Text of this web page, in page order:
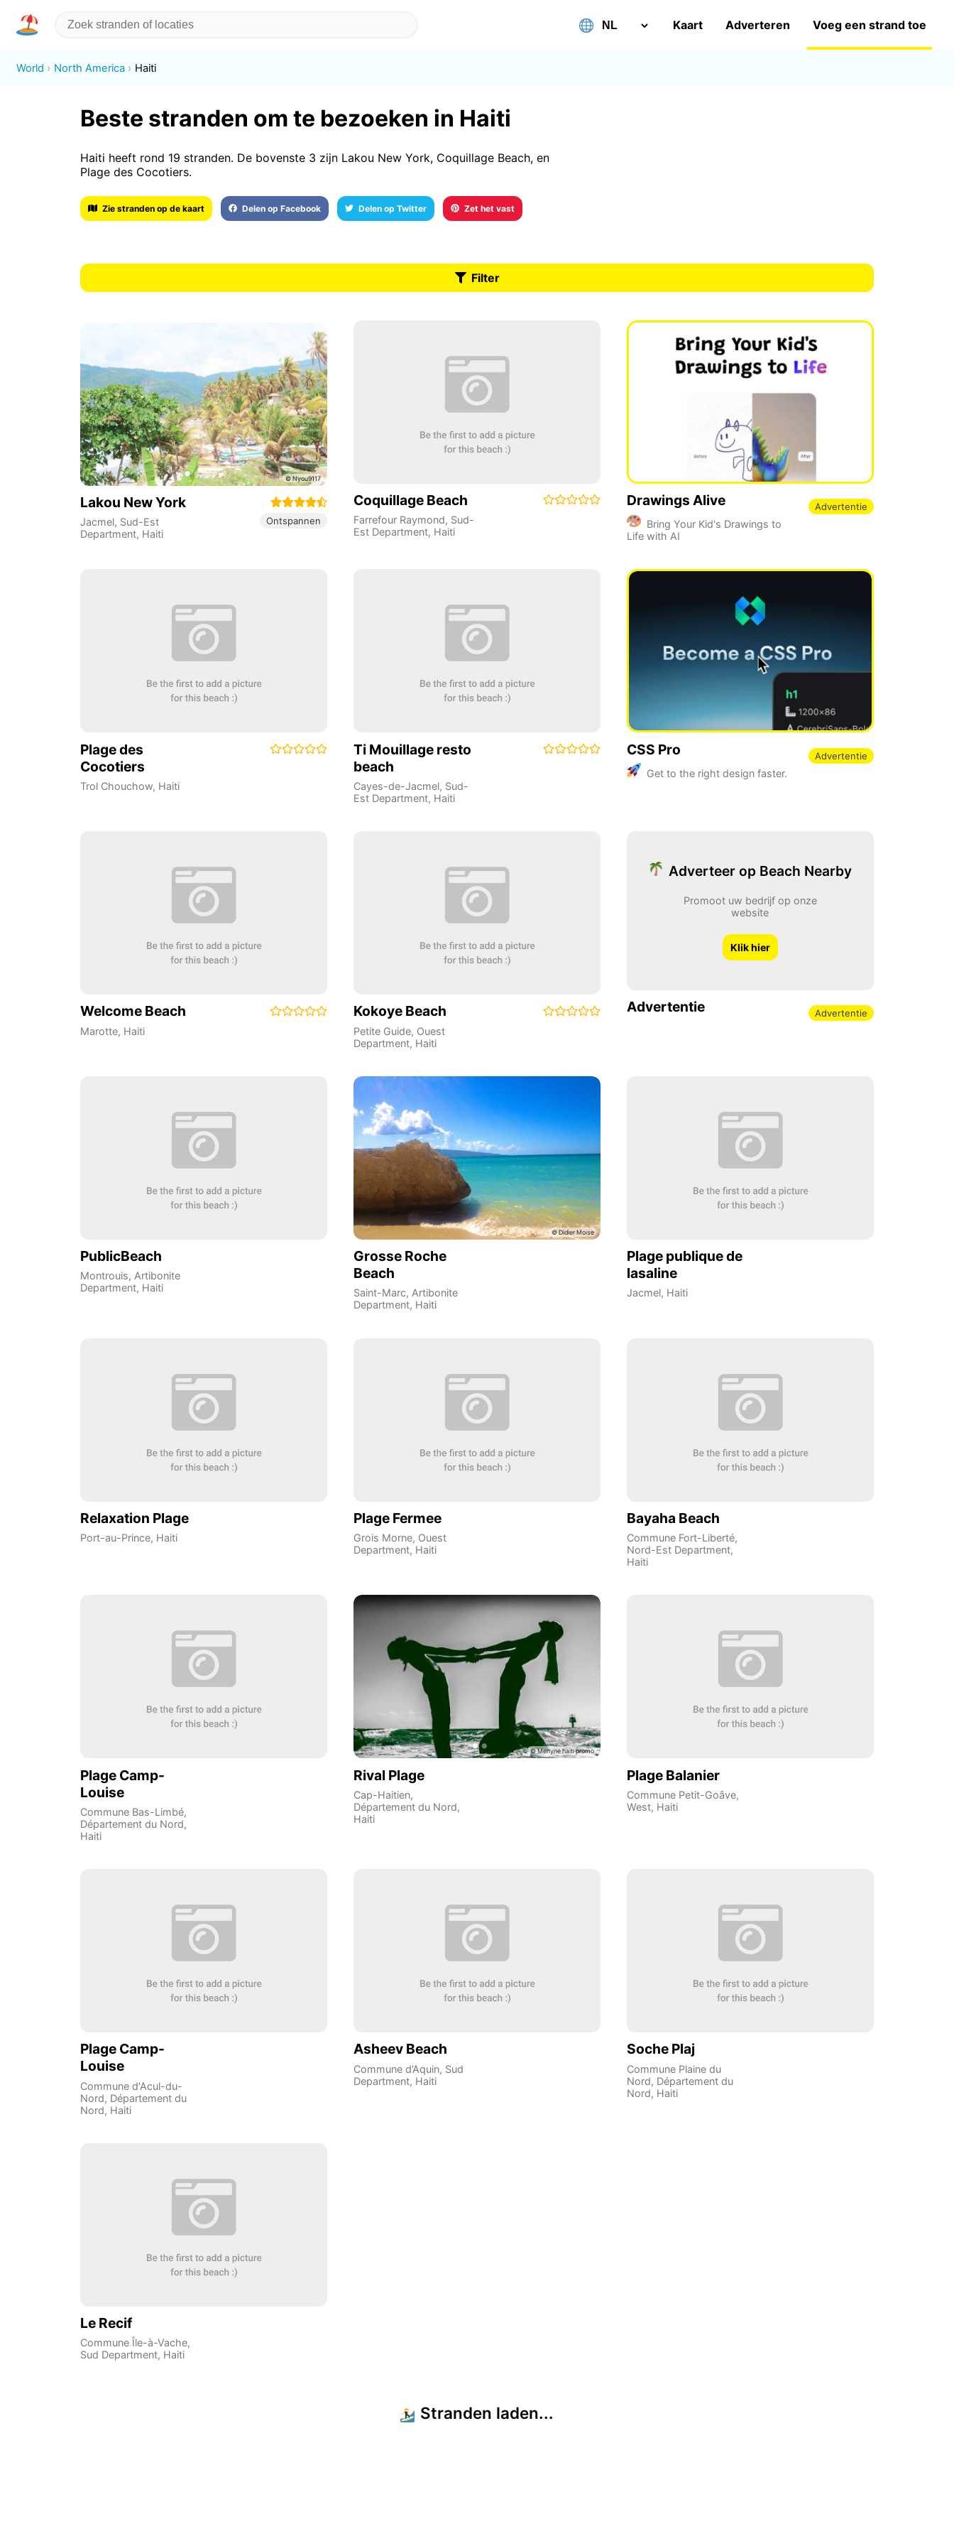
Kaart Adverteren Voeg een strand toe
World North America Haiti
Beste stranden om te bezoeken in Haiti
Haiti heeft rond 19 stranden. De bovenste 3 zijn Lakou New York, Coquillage Beach, en
Plage des Cocotiers.
Zie stranden op de kaart Delen op Facebook Delen op Twitter Zet het vast
Filter
Lakou New York
Jacmel, Sud-Est
Department, Haiti
Ontspannen
Coquillage Beach
Farrefour Raymond, Sud-
Est Department, Haiti
Drawings Alive
Bring Your Kid's Drawings to
Life with AI
Advertentie
Plage des
Cocotiers
Trol Chouchow, Haiti
Ti Mouillage resto
beach
Cayes-de-Jacmel, Sud-
Est Department, Haiti
CSS Pro
Get to the right design faster.
Advertentie
Welcome Beach
Marotte, Haiti
Kokoye Beach
Petite Guide, Ouest
Department, Haiti
Adverteer op Beach Nearby
Promoot uw bedrijf op onze
website
Klik hier
Advertentie Advertentie
PublicBeach
Montrouis, Artibonite
Department, Haiti
Grosse Roche
Beach
Saint-Marc, Artibonite
Department, Haiti
Plage publique de
lasaline
Jacmel, Haiti
Relaxation Plage
Port-au-Prince, Haiti
Plage Fermee
Grois Morne, Ouest
Department, Haiti
Bayaha Beach
Commune Fort-Liberté,
Nord-Est Department,
Haiti
Plage Camp-
Louise
Commune Bas-Limbé,
Département du Nord,
Haiti
Rival Plage
Cap-Haitien,
Département du Nord,
Haiti
Plage Balanier
Commune Petit-Goâve,
West, Haiti
Plage Camp-
Louise
Commune d'Acul-du-
Nord, Département du
Nord, Haiti
Asheev Beach
Commune d’Aquin, Sud
Department, Haiti
Soche Plaj
Commune Plaine du
Nord, Département du
Nord, Haiti
Le Recif
Commune Île-à-Vache,
Sud Department, Haiti
Stranden laden...